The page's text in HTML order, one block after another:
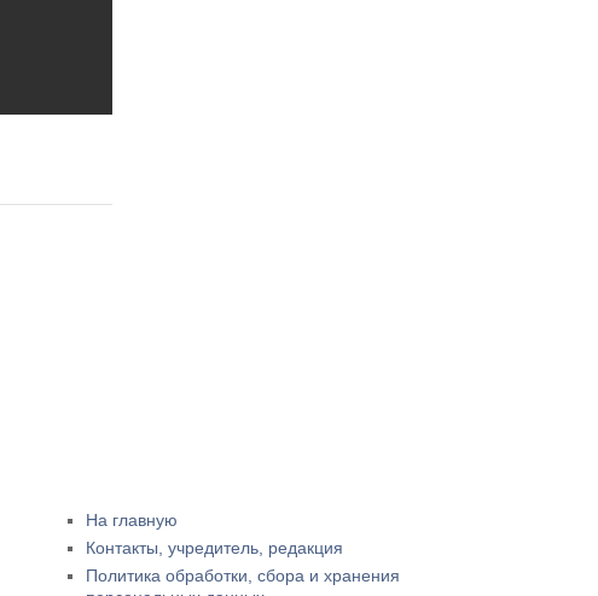
На главную
Контакты, учредитель, редакция
Политика обработки, сбора и хранения